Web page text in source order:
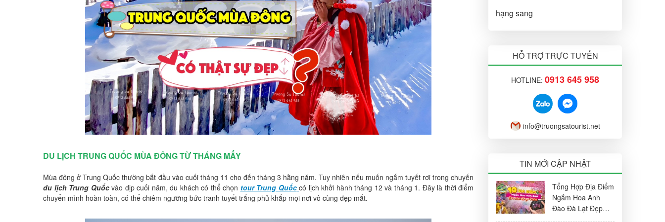
DU LỊCH TRUNG QUỐC MÙA ĐÔNG TỪ THÁNG MẤY
Mùa đông ở Trung Quốc thường bắt đầu vào cuối tháng 11 cho đến tháng 3 hằng năm. Tuy nhiên nếu muốn ngắm tuyết rơi trong chuyến
du lịch Trung Quốcvào dịp cuối năm, du khách có thể chọn tour Trung Quốc có lịch khởi hành tháng 12 và tháng 1. Đây là thời điểm
chuyển mình hoàn toàn, có thể chiêm ngưỡng bức tranh tuyết trắng phủ khắp mọi nơi vô cùng đẹp mắt.
hạng sang
HỖ TRỢ TRỰC TUYẾN
HOTLINE: 0913 645 958
info@truongsatourist.net
TIN MỚI CẬP NHẬT
Tổng Hợp Địa Điểm
Ngắm Hoa Anh
Đào Đà Lạt Đẹp
Nhất 2026